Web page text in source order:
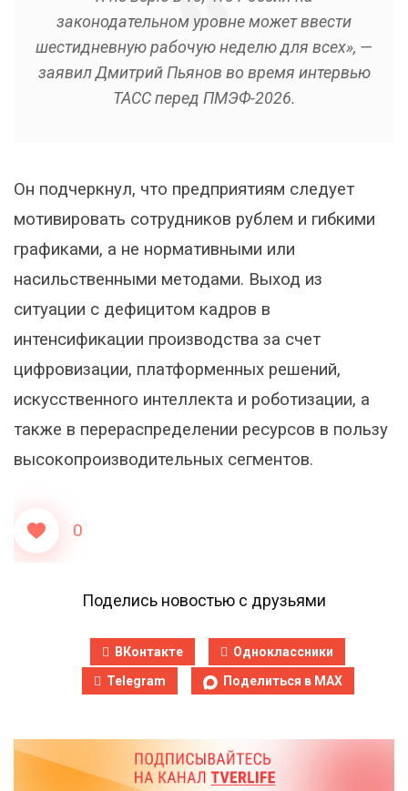
законодательном уровне может ввести
шестидневную рабочую неделю для всех», —
заявил Дмитрий Пьянов во время интервью
ТАСС перед ПМЭФ-2026.
Он подчеркнул, что предприятиям следует
мотивировать сотрудников рублем и гибкими
графиками, а не нормативными или
насильственными методами. Выход из
ситуации с дефицитом кадров в
интенсификации производства за счет
цифровизации, платформенных решений,
искусственного интеллекта и роботизации, а
также в перераспределении ресурсов в пользу
высокопроизводительных сегментов.
0
Поделись новостью с друзьями
ВКонтакте
Одноклассники
Telegram
Поделиться в MAX